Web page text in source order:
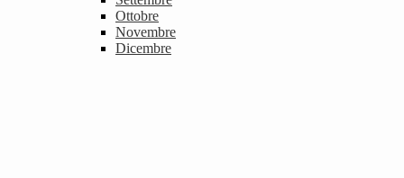
Ottobre
Novembre
Dicembre